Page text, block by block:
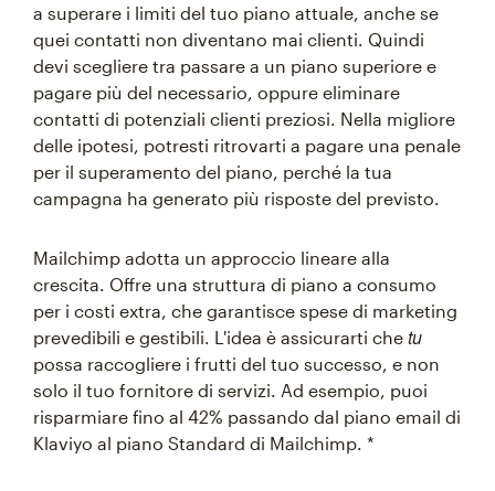
a superare i limiti del tuo piano attuale, anche se
quei contatti non diventano mai clienti. Quindi
devi scegliere tra passare a un piano superiore e
pagare più del necessario, oppure eliminare
contatti di potenziali clienti preziosi. Nella migliore
delle ipotesi, potresti ritrovarti a pagare una penale
per il superamento del piano, perché la tua
campagna ha generato più risposte del previsto.
Mailchimp adotta un approccio lineare alla
crescita. Offre una struttura di piano a consumo
per i costi extra, che garantisce spese di marketing
prevedibili e gestibili. L'idea è assicurarti che tu
possa raccogliere i frutti del tuo successo, e non
solo il tuo fornitore di servizi. Ad esempio, puoi
risparmiare fino al 42% passando dal piano email di
Klaviyo al piano Standard di Mailchimp. *